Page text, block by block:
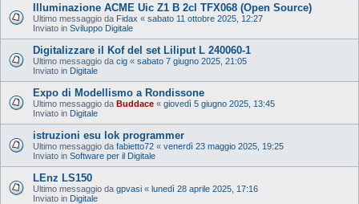
Illuminazione ACME Uic Z1 B 2cl TFX068 (Open Source)
Ultimo messaggio da Fidax « sabato 11 ottobre 2025, 12:27
Inviato in Sviluppo Digitale
Digitalizzare il Kof del set Liliput L 240060-1
Ultimo messaggio da cig « sabato 7 giugno 2025, 21:05
Inviato in Digitale
Expo di Modellismo a Rondissone
Ultimo messaggio da Buddace « giovedì 5 giugno 2025, 13:45
Inviato in Digitale
istruzioni esu lok programmer
Ultimo messaggio da fabietto72 « venerdì 23 maggio 2025, 19:25
Inviato in Software per il Digitale
LEnz LS150
Ultimo messaggio da gpvasi « lunedì 28 aprile 2025, 17:16
Inviato in Digitale